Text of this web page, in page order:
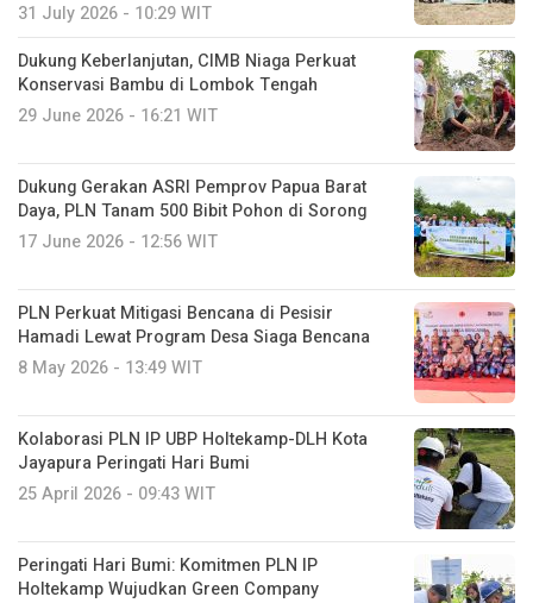
31 July 2026 - 10:29 WIT
Dukung Keberlanjutan, CIMB Niaga Perkuat
Konservasi Bambu di Lombok Tengah
29 June 2026 - 16:21 WIT
Dukung Gerakan ASRI Pemprov Papua Barat
Daya, PLN Tanam 500 Bibit Pohon di Sorong
17 June 2026 - 12:56 WIT
PLN Perkuat Mitigasi Bencana di Pesisir
Hamadi Lewat Program Desa Siaga Bencana
8 May 2026 - 13:49 WIT
Kolaborasi PLN IP UBP Holtekamp-DLH Kota
Jayapura Peringati Hari Bumi
25 April 2026 - 09:43 WIT
Peringati Hari Bumi: Komitmen PLN IP
Holtekamp Wujudkan Green Company